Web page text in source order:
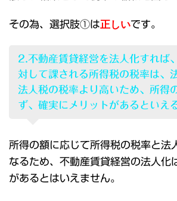
その為、選択肢①は正しいです。
2.不動産賃貸経営を法人化すれば
対して課される所得税の税率は、
法人税の税率より高いため、所得
ず、確実にメリットがあるといえる
所得の額に応じて所得税の税率と法
なるため、不動産賃貸経営の法人化
があるとはいえません。